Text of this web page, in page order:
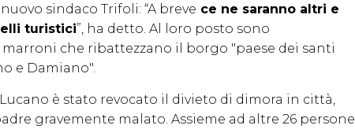
sindaco Trifoli: “A breve ce ne saranno altri e
turistici”, ha detto. Al loro posto sono
che ribattezzano il borgo "paese dei santi
e Damiano".
è stato revocato il divieto di dimora in città,
gravemente malato. Assieme ad altre 26 persone